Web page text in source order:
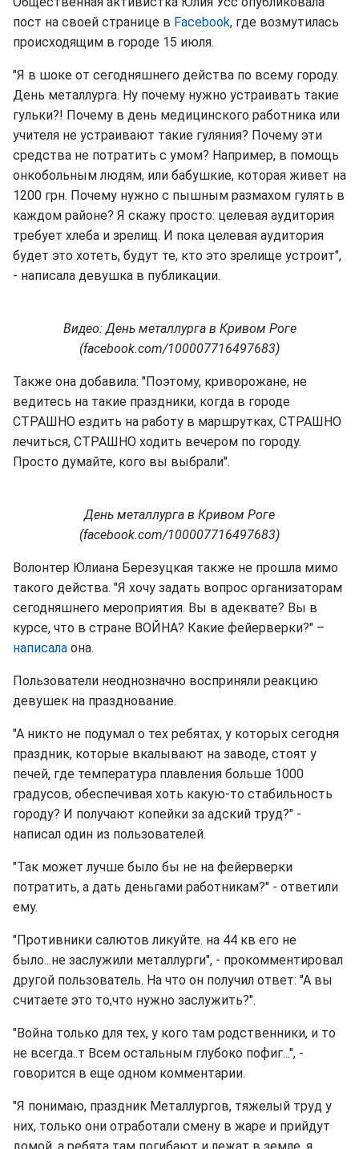
пост на своей странице в Facebook, где возмутилась
происходящим в городе 15 июля.
"Я в шоке от сегодняшнего действа по всему городу.
День металлурга. Ну почему нужно устраивать такие
гульки?! Почему в день медицинского работника или
учителя не устраивают такие гуляния? Почему эти
средства не потратить с умом? Например, в помощь
онкобольным людям, или бабушкие, которая живет на
1200 грн. Почему нужно с пышным размахом гулять в
каждом районе? Я скажу просто: целевая аудитория
требует хлеба и зрелищ. И пока целевая аудитория
будет это хотеть, будут те, кто это зрелище устроит",
- написала девушка в публикации.
Видео: День металлурга в Кривом Роге
(facebook.com/100007716497683)
Также она добавила: "Поэтому, криворожане, не
ведитесь на такие праздники, когда в городе
СТРАШНО ездить на работу в маршрутках, СТРАШНО
лечиться, СТРАШНО ходить вечером по городу.
Просто думайте, кого вы выбрали".
День металлурга в Кривом Роге
(facebook.com/100007716497683)
Волонтер Юлиана Березуцкая также не прошла мимо
такого действа. "Я хочу задать вопрос организаторам
сегодняшнего мероприятия. Вы в адеквате? Вы в
курсе, что в стране ВОЙНА? Какие фейерверки?" –
написала она.
Пользователи неоднозначно восприняли реакцию
девушек на празднование.
"А никто не подумал о тех ребятах, у которых сегодня
праздник, которые вкалывают на заводе, стоят у
печей, где температура плавления больше 1000
градусов, обеспечивая хоть какую-то стабильность
городу? И получают копейки за адский труд?" -
написал один из пользователей.
"Так может лучше было бы не на фейерверки
потратить, а дать деньгами работникам?" - ответили
ему.
"Противники салютов ликуйте. на 44 кв его не
было...не заслужили металлурги", - прокомментировал
другой пользователь. На что он получил ответ: "А вы
считаете это то,что нужно заслужить?".
"Война только для тех, у кого там родственники, и то
не всегда..т Всем остальным глубоко пофиг...", -
говорится в еще одном комментарии.
"Я понимаю, праздник Металлургов, тяжелый труд у
них, только они отработали смену в жаре и прийдут
домой, а ребята там погибают и лежат в земле, я